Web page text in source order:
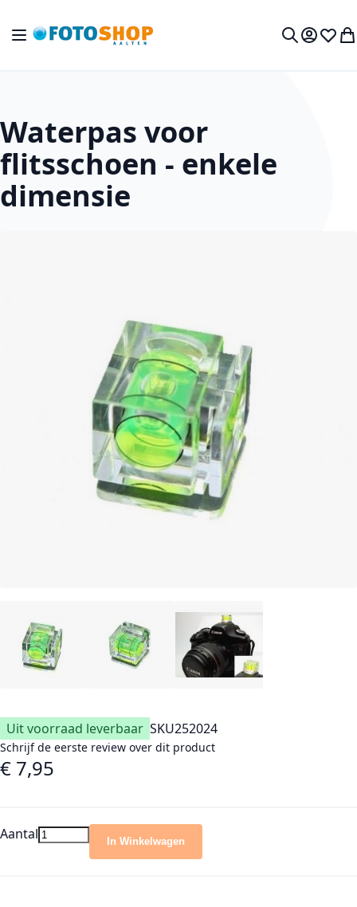
Toggle Nav
Mijn
Waterpas voor
flitsschoen - enkele
dimensie
Uit voorraad leverbaar SKU252024
Schrijf de eerste review over dit product
€ 7,95
Aantal In Winkelwagen